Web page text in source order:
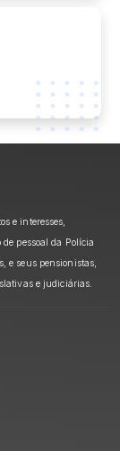
e interesses,
pessoal da Polícia
e seus pensionistas,
e judiciárias.